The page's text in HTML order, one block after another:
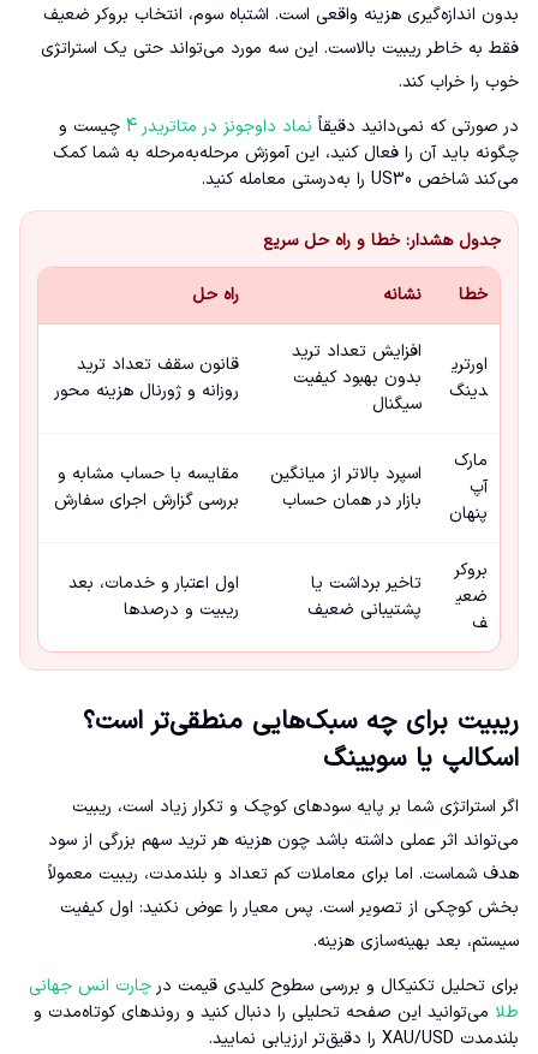
بدون اندازه‌گیری هزینه واقعی است. اشتباه سوم، انتخاب بروکر ضعیف
فقط به خاطر ریبیت بالاست. این سه مورد می‌تواند حتی یک استراتژی
خوب را خراب کند.
در صورتی که نمی‌دانید دقیقاً نماد داوجونز در متاتریدر 4
چیست و
چگونه باید آن را فعال کنید، این آموزش مرحله‌به‌مرحله به شما کمک
می‌کند شاخص US30 را به‌درستی معامله کنید.
جدول هشدار: خطا و راه حل سریع
خطا نشانه راه حل
اورتری
دینگ
افزایش تعداد ترید
بدون بهبود کیفیت
سیگنال
قانون سقف تعداد ترید
روزانه و ژورنال هزینه محور
مارک
آپ
پنهان
اسپرد بالاتر از میانگین
بازار در همان حساب
مقایسه با حساب مشابه و
بررسی گزارش اجرای سفارش
بروکر
ضعی
ف
تاخیر برداشت یا
پشتیبانی ضعیف
اول اعتبار و خدمات، بعد
ریبیت و درصدها
ریبیت برای چه سبک‌هایی منطقی‌تر است؟
اسکالپ یا سویینگ
اگر استراتژی شما بر پایه سودهای کوچک و تکرار زیاد است، ریبیت
می‌تواند اثر عملی داشته باشد چون هزینه هر ترید سهم بزرگی از سود
هدف شماست. اما برای معاملات کم تعداد و بلندمدت، ریبیت معمولاً
بخش کوچکی از تصویر است. پس معیار را عوض نکنید: اول کیفیت
سیستم، بعد بهینه‌سازی هزینه.
برای تحلیل تکنیکال و بررسی سطوح کلیدی قیمت درچارت انس جهانی
طلا می‌توانید این صفحه تحلیلی را دنبال کنید و روندهای کوتاه‌مدت و
بلندمدت XAU/USD را دقیق‌تر ارزیابی نمایید.